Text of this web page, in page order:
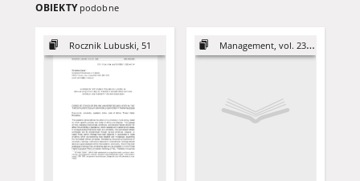
OBIEKTY podobne
Rocznik Lubuski, 51 Management, vol. 23 (2019)